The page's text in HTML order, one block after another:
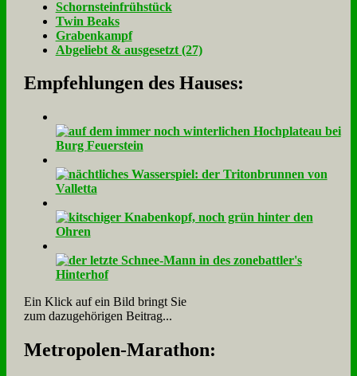
Schorn­stein­früh­stück
Twin Beaks
Gra­ben­kampf
Ab­ge­liebt & aus­ge­setzt (27)
Empfehlungen des Hauses:
Ein Klick auf ein Bild bringt Sie
zum dazugehörigen Beitrag...
Me­tro­po­len-Ma­ra­thon: